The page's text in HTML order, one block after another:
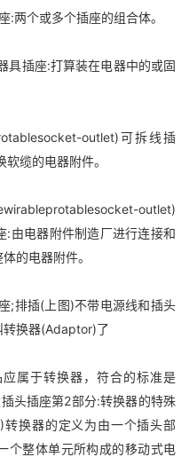
个或多个插座的组合体。
插座:打算装在电器中的或固
outlet)可拆线插
缆的电器附件。
outlet)
:由电器附件制造厂进行连接和
的电器附件。
排插(上图)不带电源线和插头
转换器(Adaptor)了
属于转换器，符合的标准是
头插座第2部分:转换器的特殊
换器的定义为由一个插头部
个整体单元所构成的移动式电